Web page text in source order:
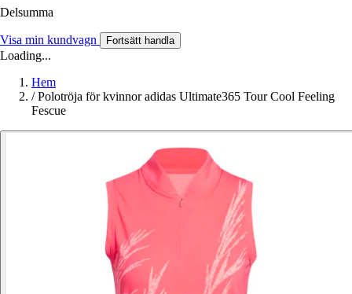
Delsumma
Visa min kundvagn Fortsätt handla
Loading...
Hem
/ Polotröja för kvinnor adidas Ultimate365 Tour Cool Feeling
Fescue